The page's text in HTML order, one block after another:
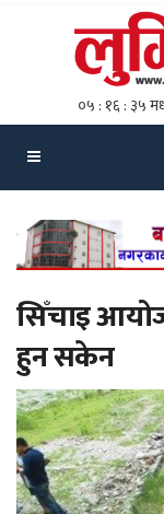
सिँचाइ
हुन सकेन